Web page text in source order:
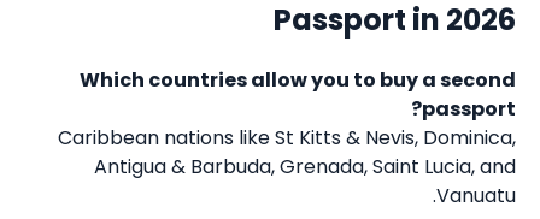
Passport in 2026
Which countries allow you to buy a second
passport?
Caribbean nations like St Kitts & Nevis, Dominica,
Antigua & Barbuda, Grenada, Saint Lucia, and
Vanuatu.